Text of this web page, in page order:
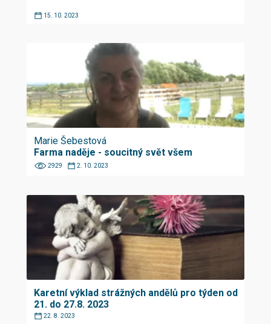
15. 10. 2023
Marie Šebestová
Farma naděje - soucitný svět všem
2929 2. 10. 2023
Karetní výklad strážných andělů pro týden od
21. do 27.8. 2023
22. 8. 2023